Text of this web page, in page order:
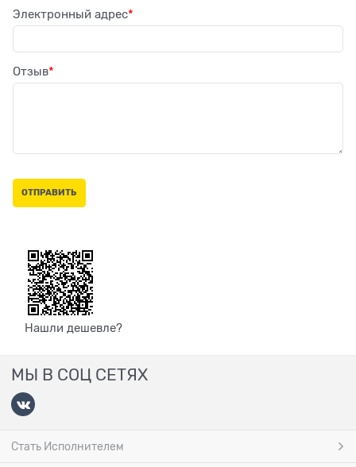
Электронный адрес
Отзыв
Нашли дешевле?
МЫ В СОЦ СЕТЯХ
Стать Исполнителем